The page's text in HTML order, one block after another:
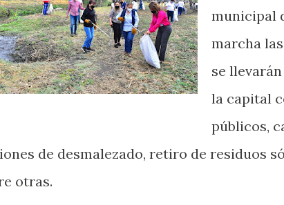
municipal
marcha
se
la capital
públicos,
de desmalezado, retiro de residuos
otras.